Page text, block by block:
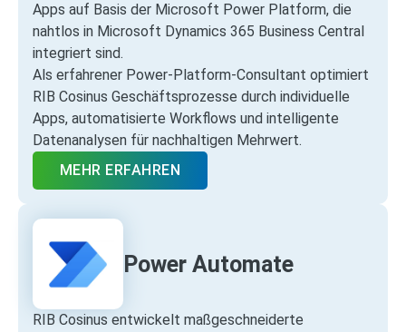
Apps auf Basis der Microsoft Power Platform, die
nahtlos in Microsoft Dynamics 365 Business Central
integriert sind.
Als erfahrener Power‑Platform‑Consultant optimiert
RIB Cosinus Geschäftsprozesse durch individuelle
Apps, automatisierte Workflows und intelligente
Datenanalysen für nachhaltigen Mehrwert.
MEHR ERFAHREN
Power Automate
RIB Cosinus entwickelt maßgeschneiderte